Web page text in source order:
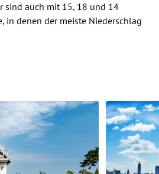
sind auch mit 15, 18 und 14
in denen der meiste Niederschlag